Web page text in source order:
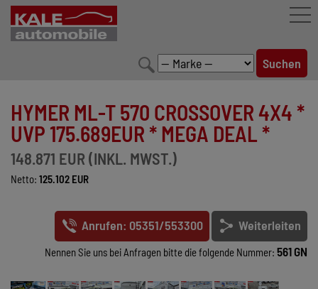
LEISTUNGEN
KONFIGURATOR
MARKENWELT
UNTERNEHMEN
KONTAKT
HYMER ML-T 570 CROSSOVER 4X4 *
UVP 175.689EUR * MEGA DEAL *
148.871 EUR (INKL. MWST.)
Netto: 125.102 EUR
Anrufen: 05351/553300 Weiterleiten
Nennen Sie uns bei Anfragen bitte die folgende Nummer: 561 GN